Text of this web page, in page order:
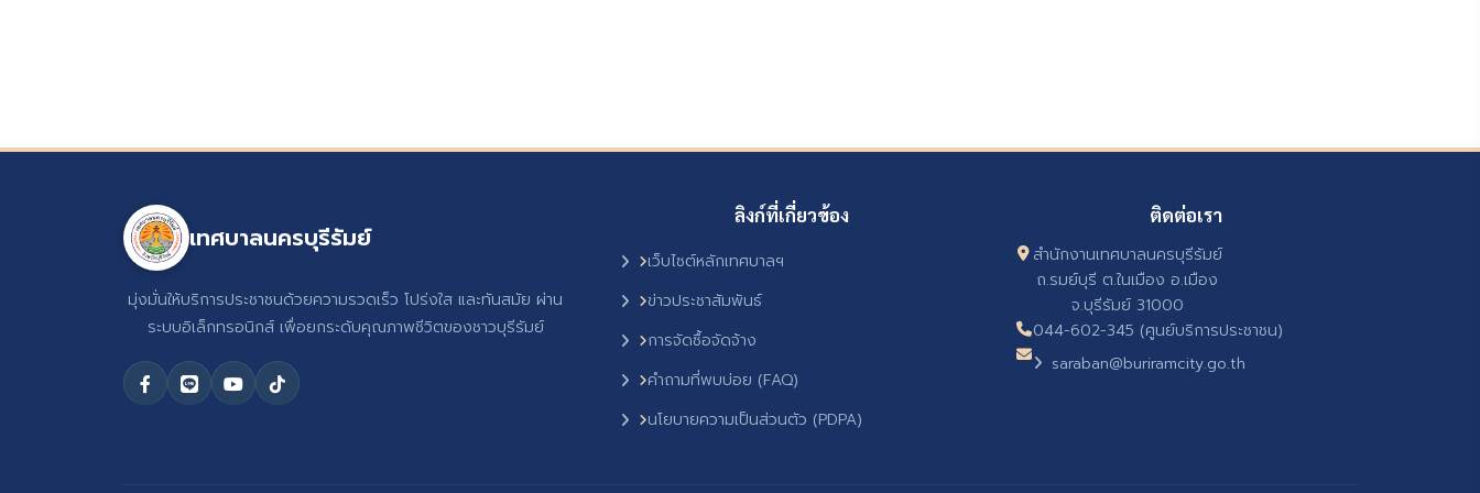
เทศบาลนครบุรีรัมย์
มุ่งมั่นให้บริการประชาชนด้วยความรวดเร็ว โปร่งใส และทันสมัย ผ่าน
ระบบอิเล็กทรอนิกส์ เพื่อยกระดับคุณภาพชีวิตของชาวบุรีรัมย์
ลิงก์ที่เกี่ยวข้อง
เว็บไซต์หลักเทศบาลฯ
ข่าวประชาสัมพันธ์
การจัดซื้อจัดจ้าง
คำถามที่พบบ่อย (FAQ)
นโยบายความเป็นส่วนตัว (PDPA)
ติดต่อเรา
สำนักงานเทศบาลนครบุรีรัมย์
ถ.รมย์บุรี ต.ในเมือง อ.เมือง
จ.บุรีรัมย์ 31000
044-602-345 (ศูนย์บริการประชาชน)
saraban@buriramcity.go.th